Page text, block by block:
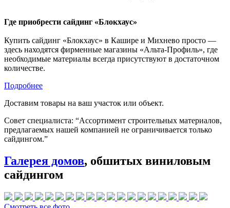
Где приобрести сайдинг «Блокхаус»
Купить сайдинг «Блокхаус» в Кашире и Михнево просто —
здесь находятся фирменные магазины «Альта-Профиль», где
необходимые материалы всегда присутствуют в достаточном
количестве.
Подробнее
Доставим товары на ваш участок или объект.
Совет специалиста: “Ассортимент строительных материалов,
предлагаемых нашей компанией не ограничивается только
сайдингом.”
Галерея домов, обшитых виниловым
сайдингом